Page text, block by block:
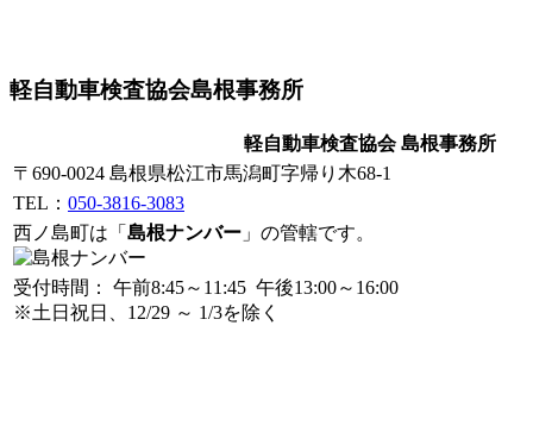
軽自動車検査協会島根事務所
軽自動車検査協会 島根事務所
〒690-0024 島根県松江市馬潟町字帰り木68-1
TEL： 050-3816-3083
西ノ島町は「 島根ナンバー 」の管轄です。
受付時間： 午前8:45～11:45 午後13:00～16:00
※土日祝日、12/29 ～ 1/3を除く